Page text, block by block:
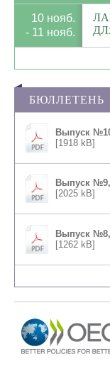
10 нояб.
- 11 нояб.
БЮЛЛЕТЕНЬ
Выпуск
[1918 kB]
Выпуск
[2025 kB]
Выпуск №8,
[1262 kB]